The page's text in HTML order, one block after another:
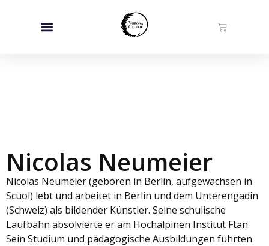
Nicolas Neumeier
Nicolas Neumeier (geboren in Berlin, aufgewachsen in
Scuol) lebt und arbeitet in Berlin und dem Unterengadin
(Schweiz) als bildender Künstler. Seine schulische
Laufbahn absolvierte er am Hochalpinen Institut Ftan.
Sein Studium und pädagogische Ausbildungen führten